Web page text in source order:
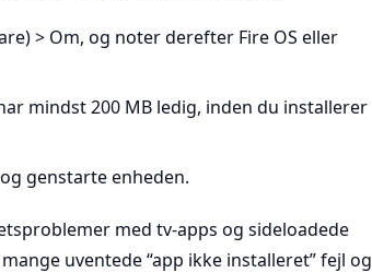
> Om, og noter derefter Fire OS eller
mindst 200 MB ledig, inden du installerer
genstarte enheden.
med tv-apps og sideloadede
uventede “app ikke installeret” fejl og